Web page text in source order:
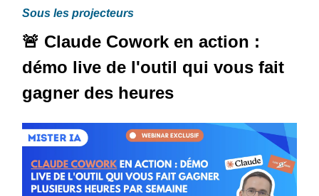
Sous les projecteurs
🚨 Claude Cowork en action :
démo live de l'outil qui vous fait
gagner des heures